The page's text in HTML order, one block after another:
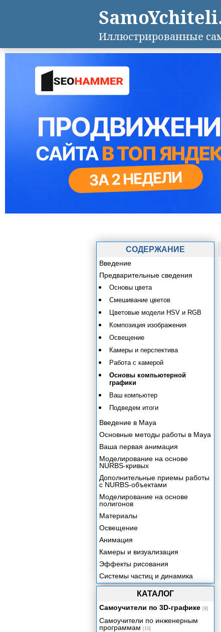
СОДЕРЖАНИЕ
Введение
Предварительные сведения
Основы цвета
Смешивание цветов
Цветовые модели HSV и RGB
Композиция изображения
Освещение
Камеры и перспектива
Работа с камерой
Основы компьютерной
графики
Ваш компьютер
Подведем итоги
Введение в Maya
Основные методы работы в Maya
Ваша первая анимация
Моделирование на основе
NURBS-кривых
Дополнительные приемы работы
с NURBS-объектами
Моделирование на основе
полигонов
Материалы
Освещение
Анимация
Камеры и визуализация
Эффекты рисования
Системы частиц и динамика
Эффективность и артистичность
для пользователей МАХ.
Приложение Б. Работа с Maya
для пользователей LightWave.
КАТАЛОГ
Самоучители по 3D-графике [9]
Самоучители по инженерным
программам [10]
Иллюстрированные